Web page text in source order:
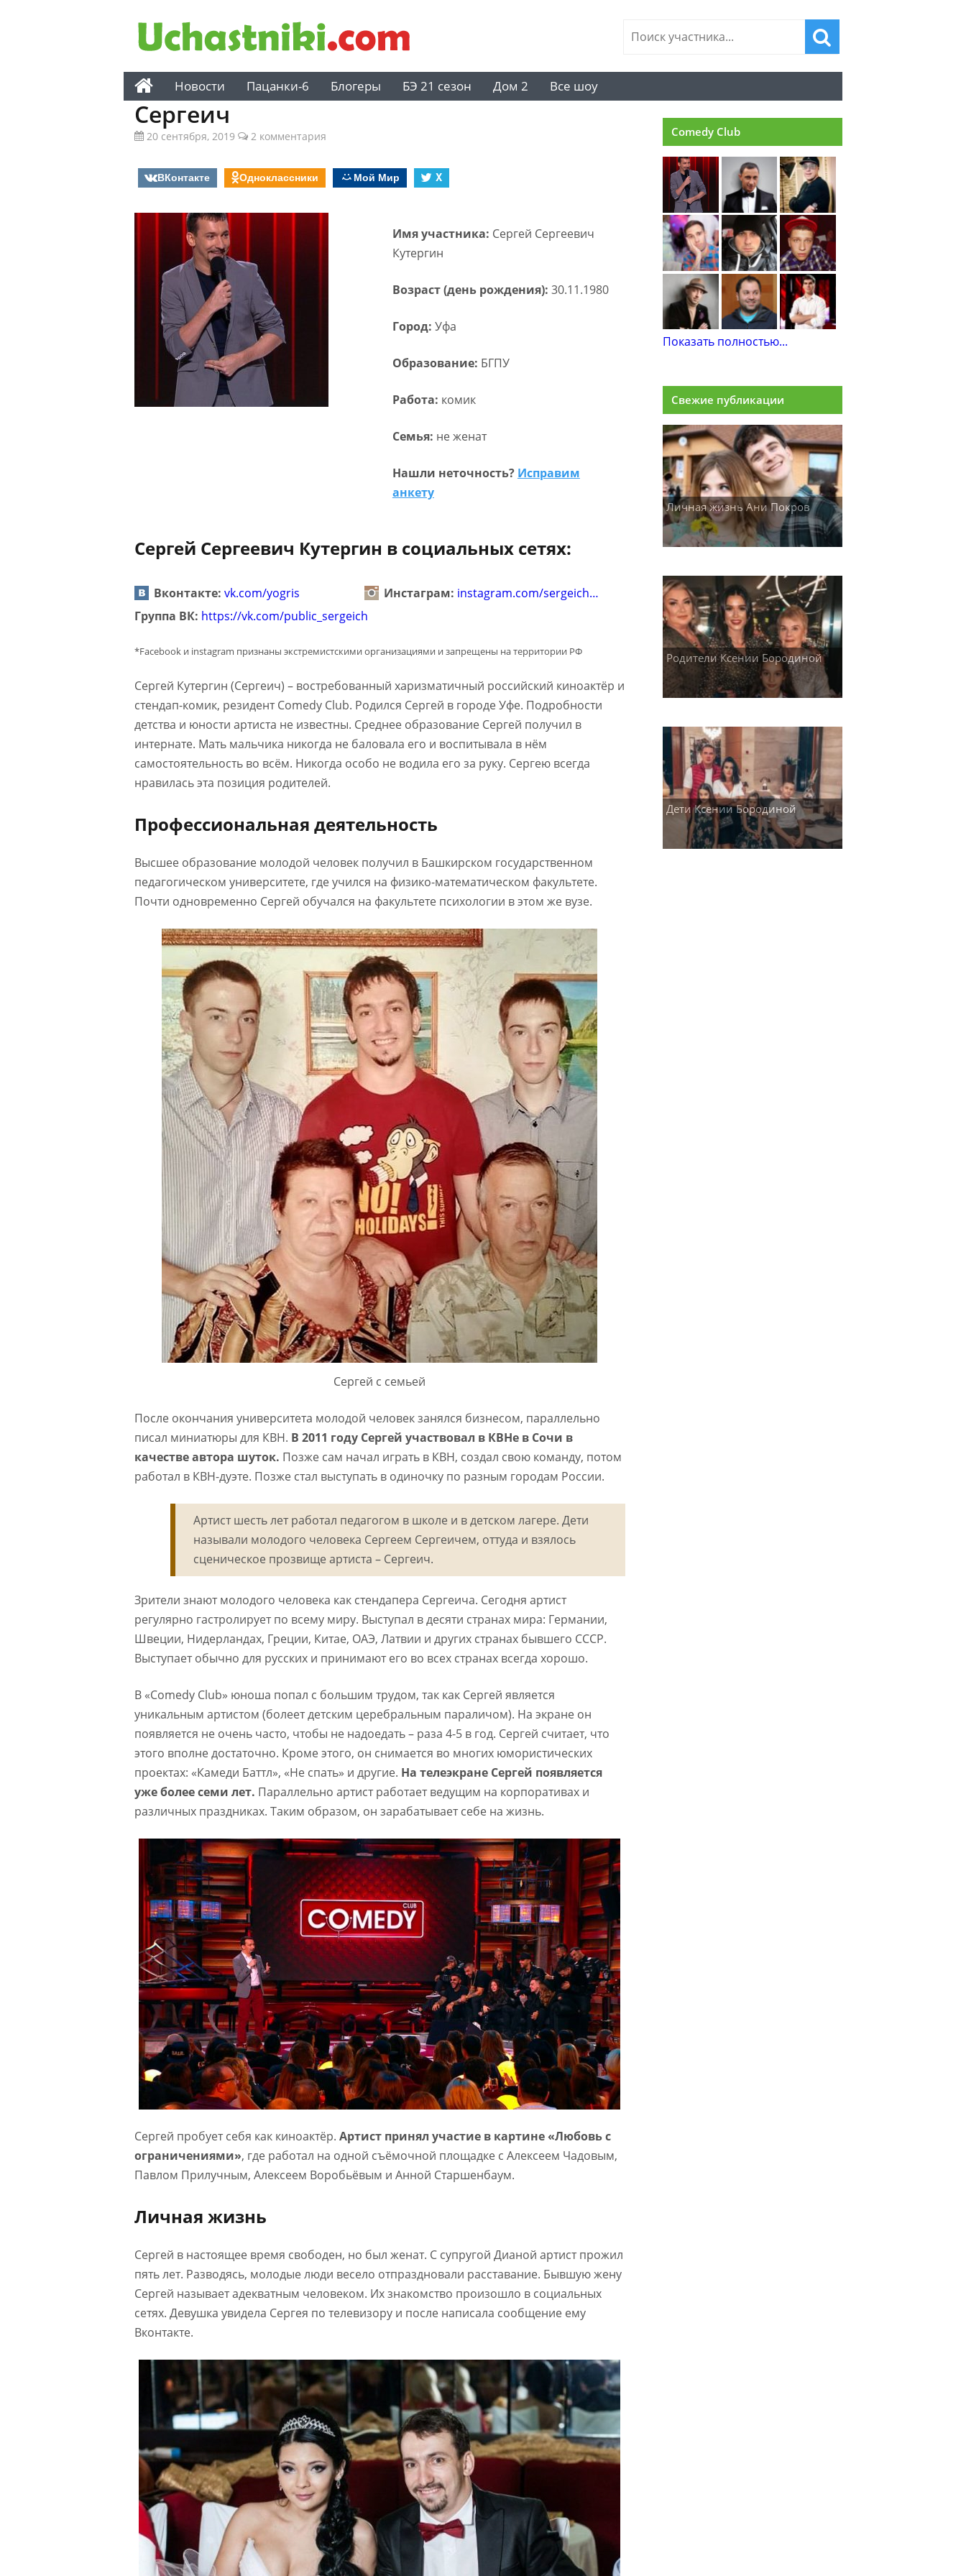
Новости Пацанки-6 Блогеры БЭ 21 сезон Дом 2 Все шоу
Сергеич
20 сентября, 2019 2 комментария
ВКонтакте Одноклассники Мой Мир X
Имя участника: Сергей Сергеевич
Кутергин
Возраст (день рождения): 30.11.1980
Город: Уфа
Образование: БГПУ
Работа: комик
Семья: не женат
Нашли неточность? Исправим
анкету
Сергей Сергеевич Кутергин в социальных сетях:
Вконтакте: vk.com/yogris Инстаграм: instagram.com/sergeich…
Группа ВК: https://vk.com/public_sergeich
*Facebook и instagram признаны экстремистскими организациями и запрещены на территории РФ
Сергей Кутергин (Сергеич) – востребованный харизматичный российский киноактёр и
стендап-комик, резидент Comedy Club. Родился Сергей в городе Уфе. Подробности
детства и юности артиста не известны. Среднее образование Сергей получил в
интернате. Мать мальчика никогда не баловала его и воспитывала в нём
самостоятельность во всём. Никогда особо не водила его за руку. Сергею всегда
нравилась эта позиция родителей.
Профессиональная деятельность
Высшее образование молодой человек получил в Башкирском государственном
педагогическом университете, где учился на физико-математическом факультете.
Почти одновременно Сергей обучался на факультете психологии в этом же вузе.
Сергей с семьей
После окончания университета молодой человек занялся бизнесом, параллельно
писал миниатюры для КВН. В 2011 году Сергей участвовал в КВНе в Сочи в
качестве автора шуток. Позже сам начал играть в КВН, создал свою команду, потом
работал в КВН-дуэте. Позже стал выступать в одиночку по разным городам России.
Артист шесть лет работал педагогом в школе и в детском лагере. Дети
называли молодого человека Сергеем Сергеичем, оттуда и взялось
сценическое прозвище артиста – Сергеич.
Зрители знают молодого человека как стендапера Сергеича. Сегодня артист
регулярно гастролирует по всему миру. Выступал в десяти странах мира: Германии,
Швеции, Нидерландах, Греции, Китае, ОАЭ, Латвии и других странах бывшего СССР.
Выступает обычно для русских и принимают его во всех странах всегда хорошо.
В «Comedy Club» юноша попал с большим трудом, так как Сергей является
уникальным артистом (болеет детским церебральным параличом). На экране он
появляется не очень часто, чтобы не надоедать – раза 4-5 в год. Сергей считает, что
этого вполне достаточно. Кроме этого, он снимается во многих юмористических
проектах: «Камеди Баттл», «Не спать» и другие. На телеэкране Сергей появляется
уже более семи лет. Параллельно артист работает ведущим на корпоративах и
различных праздниках. Таким образом, он зарабатывает себе на жизнь.
Сергей пробует себя как киноактёр. Артист принял участие в картине «Любовь с
ограничениями», где работал на одной съёмочной площадке с Алексеем Чадовым,
Павлом Прилучным, Алексеем Воробьёвым и Анной Старшенбаум.
Личная жизнь
Сергей в настоящее время свободен, но был женат. С супругой Дианой артист прожил
пять лет. Разводясь, молодые люди весело отпраздновали расставание. Бывшую жену
Сергей называет адекватным человеком. Их знакомство произошло в социальных
сетях. Девушка увидела Сергея по телевизору и после написала сообщение ему
Вконтакте.
Comedy Club
Показать полностью...
Свежие публикации
Личная жизнь Ани Покров
Родители Ксении Бородиной
Дети Ксении Бородиной